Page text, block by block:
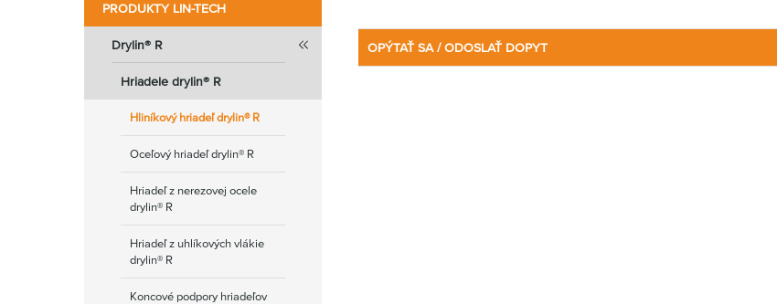
PRODUKTY LIN-TECH
Drylin® R
Hriadele drylin® R
Hliníkový hriadeľ drylin® R
Oceľový hriadeľ drylin® R
Hriadeľ z nerezovej ocele
drylin® R
Hriadeľ z uhlíkových vlákie
drylin® R
Koncové podpory hriadeľov
OPÝTAŤ SA / ODOSLAŤ DOPYT